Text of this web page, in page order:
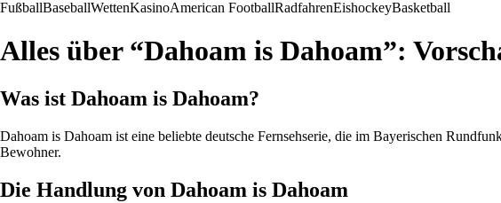
FußballBaseballWettenKasinoAmerican FootballRadfahrenEishockeyBasketball
Alles über “Dahoam is Dahoam”:
Was ist Dahoam is Dahoam?
Dahoam is Dahoam ist eine beliebte deutsche Fernsehserie, die im Bayerischen
Bewohner.
Die Handlung von Dahoam is Dahoam